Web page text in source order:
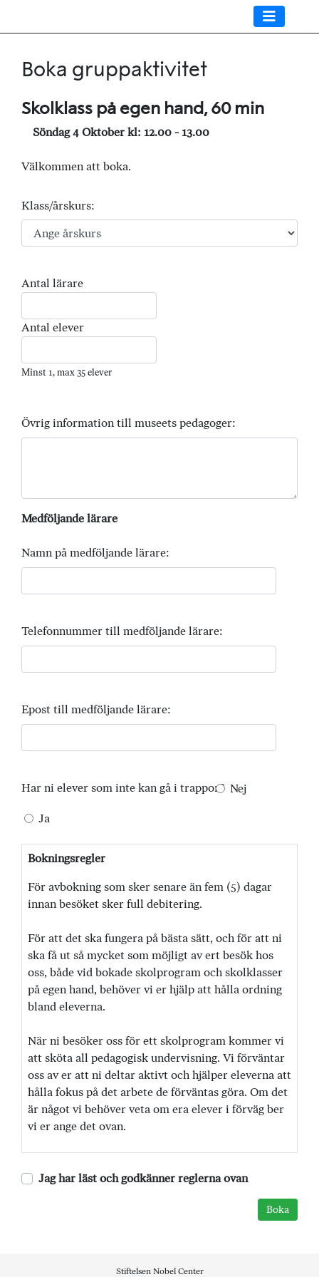
Boka gruppaktivitet
Skolklass på egen hand, 60 min
Söndag 4 Oktober kl: 12.00 - 13.00
Välkommen att boka.
Klass/årskurs:
Antal lärare
Antal elever
Minst 1, max 35 elever
Övrig information till museets pedagoger:
Medföljande lärare
Namn på medföljande lärare:
Telefonnummer till medföljande lärare:
Epost till medföljande lärare:
Har ni elever som inte kan gå i trappor? Nej
Ja
Bokningsregler
För avbokning som sker senare än fem (5) dagar
innan besöket sker full debitering.
För att det ska fungera på bästa sätt, och för att ni
ska få ut så mycket som möjligt av ert besök hos
oss, både vid bokade skolprogram och skolklasser
på egen hand, behöver vi er hjälp att hålla ordning
bland eleverna.
När ni besöker oss för ett skolprogram kommer vi
att sköta all pedagogisk undervisning. Vi förväntar
oss av er att ni deltar aktivt och hjälper eleverna att
hålla fokus på det arbete de förväntas göra. Om det
är något vi behöver veta om era elever i förväg ber
vi er ange det ovan.
Jag har läst och godkänner reglerna ovan
Stiftelsen Nobel Center